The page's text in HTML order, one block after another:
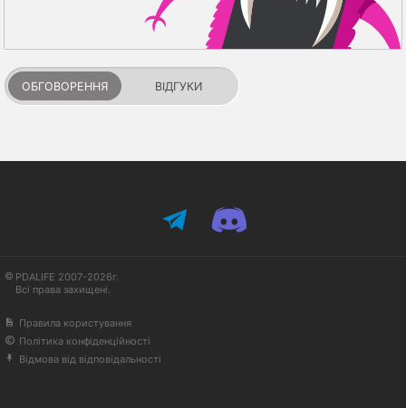
ОБГОВОРЕННЯ ВІДГУКИ
PDALIFE 2007-2026г.
Всі права захищені.
Правила користування
Політика конфіденційності
Відмова від відповідальності